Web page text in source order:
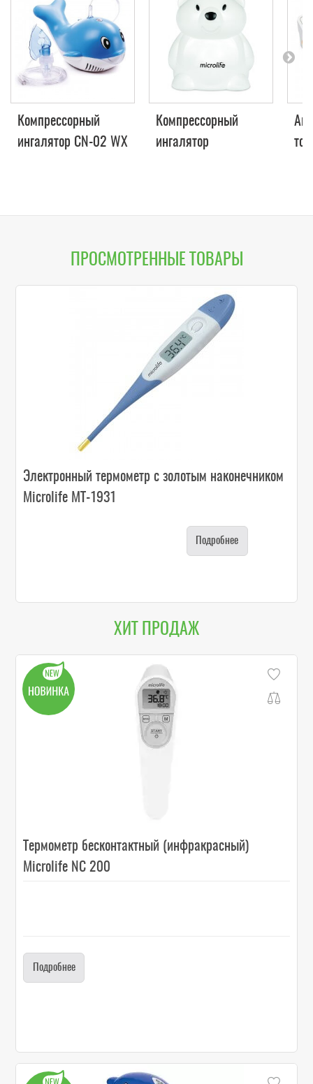
Компрессорный
ингалятор CN-02 WX
Компрессорный
ингалятор
ПРОСМОТРЕННЫЕ ТОВАРЫ
Электронный термометр с золотым наконечником
Microlife MT-1931
Подробнее
ХИТ ПРОДАЖ
Термометр бесконтактный (инфракрасный)
Microlife NC 200
Подробнее